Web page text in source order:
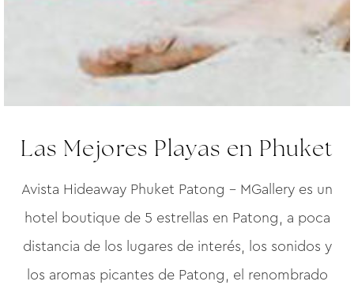
Las Mejores Playas en Phuket
Avista Hideaway Phuket Patong – MGallery es un
hotel boutique de 5 estrellas en Patong, a poca
distancia de los lugares de interés, los sonidos y
los aromas picantes de Patong, el renombrado